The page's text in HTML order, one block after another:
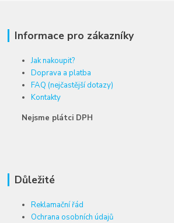
Informace pro zákazníky
Jak nakoupit?
Doprava a platba
FAQ (nejčastější dotazy)
Kontakty
Nejsme plátci DPH
Důležité
Reklamační řád
Ochrana osobních údajů